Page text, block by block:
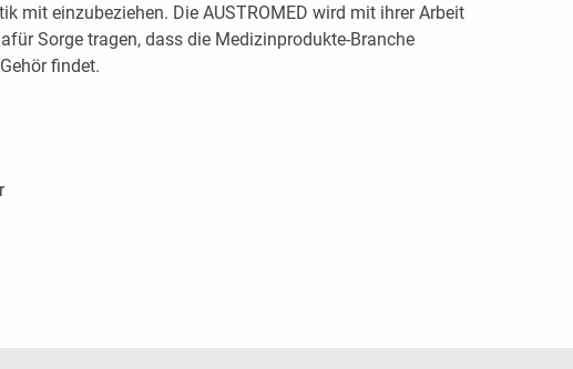
mit einzubeziehen. Die AUSTROMED wird mit ihrer Arbeit
Sorge tragen, dass die Medizinprodukte-Branche
findet.